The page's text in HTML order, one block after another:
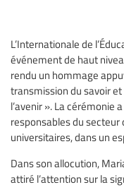
L’Internationale de
événement de haut
rendu un hommage
transmission du savoir
l’avenir ». La cérémonie
responsables du secteur
universitaires, dans un
Dans son allocution,
attiré l’attention sur la